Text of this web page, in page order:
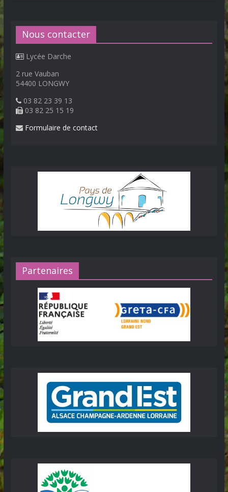
Nous contacter
Lycée Darche
2 rue Vauban
54400 LONGWY
03 82 23 39 13
03 82 25 15 19
Formulaire de contact
Partenaires